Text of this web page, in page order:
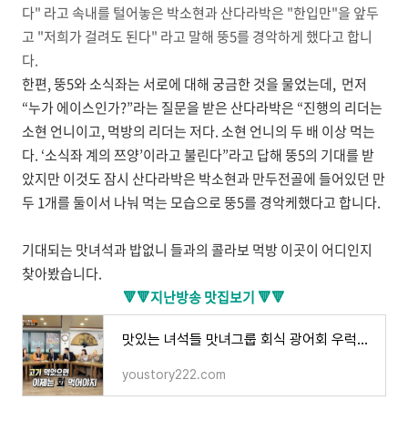
다" 라고 속내를 털어놓은 박소현과 산다라박은 "한입만"을 앞두
고 "저희가 걸려도 된다" 라고 말해 뚱5를 경악하게 했다고 합니
다.
한편, 뚱5와 소식좌는 서로에 대해 궁금한 것을 물었는데, 먼저
“누가 에이스인가?”라는 질문을 받은 산다라박은 “진행의 리더는
소현 언니이고, 먹방의 리더는 저다. 소현 언니의 두 배 이상 먹는
다. ‘소식좌 계의 쯔양’이라고 불린다”라고 답해 뚱5의 기대를 받
았지만 이것도 잠시 산다라박은 박소현과 만두전골에 들어있던 만
두 1개를 둘이서 나눠 먹는 모습으로 뚱5를 경악케했다고 합니다.
기대되는 맛녀석과 밥없니 들과의 콜라보 먹방 이곳이 어디인지
찾아봤습니다.
🔻🔻지난방송 맛집보기 🔻🔻
맛있는 녀석들 맛녀그룹 회식 광어회 우럭회무침 서더리탕 매운탕 맛집 어디? 강재준 김민기 미
youstory222.com